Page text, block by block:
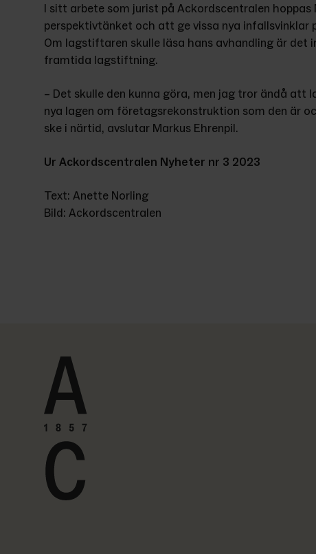
I sitt arbete som jurist på Ackordscentralen hoppas
perspektivtänket och att ge vissa nya
Om lagstiftaren skulle läsa hans avhandling är
framtida lagstiftning.
– Det skulle den kunna göra, men jag tror ändå
nya lagen om företagsrekonstruktion som den är
ske i närtid, avslutar Markus Ehrenpil.
Ur Ackordscentralen Nyheter nr 3 2023
Text: Anette Norling
Bild: Ackordscentralen